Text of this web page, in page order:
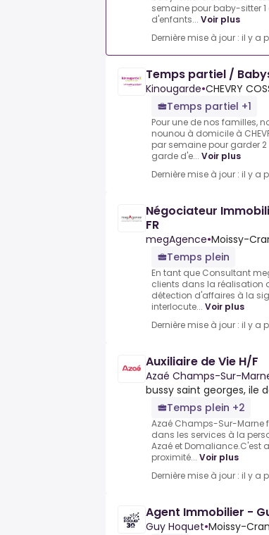
semaine pour baby-sitter
d'enfants... Voir plus
Dernière mise à jour : il y a
Temps partiel /
Kinougarde•CHEVRY
Temps partiel +1
Pour une de nos familles,
nounou à domicile à
par semaine pour garder
garde d'e... Voir plus
Dernière mise à jour : il y a
Négociateur
FR
megAgence•Moissy-
Temps plein
En tant que Consultant
clients dans la réalisation
détection d'affaires à la
interlocute... Voir plus
Dernière mise à jour : il y a
Auxiliaire de Vie H/F
Azaé Champs-Sur-
bussy saint georges, ile
Temps plein +2
Azaé Champs-Sur-Marne
dans les services à la
Azaé et Domaliance.C'est
proximité... Voir plus
Dernière mise à jour : il y a
Agent Immobilier -
Guy Hoquet•Moissy-